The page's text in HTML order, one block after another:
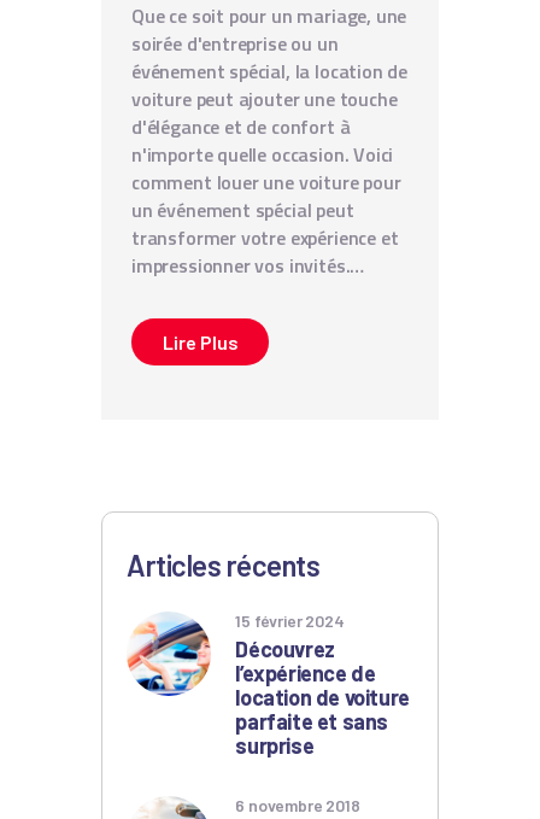
Que ce soit pour un mariage, une
soirée d'entreprise ou un
événement spécial, la location de
voiture peut ajouter une touche
d'élégance et de confort à
n'importe quelle occasion. Voici
comment louer une voiture pour
un événement spécial peut
transformer votre expérience et
impressionner vos invités.…
Lire Plus
Articles récents
15 février 2024
Découvrez
l’expérience de
location de voiture
parfaite et sans
surprise
6 novembre 2018